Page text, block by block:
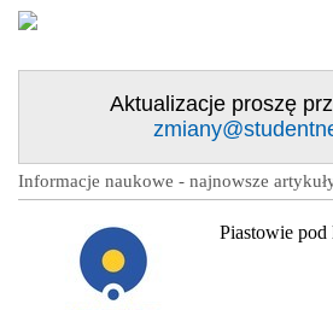
Aktualizacje proszę
Informacje naukowe - najnowsze
Piastowie